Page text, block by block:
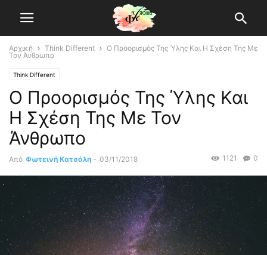
Αρχική Think Different
Ο Προορισμός Της Ύλης Και Η Σχέση Της Με
Τον Άνθρωπο
Think Different
Ο Προορισμός Της Ύλης Και
Η Σχέση Της Με Τον
Άνθρωπο
Από Φωτεινή Κατσάλη - 03/11/2018 0
1121